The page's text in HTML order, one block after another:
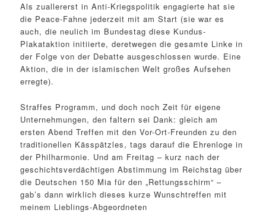
Als zuallererst in Anti-Kriegspolitik engagierte hat sie
die Peace-Fahne jederzeit mit am Start (sie war es
auch, die neulich im Bundestag diese Kundus-
Plakataktion initiierte, deretwegen die gesamte Linke in
der Folge von der Debatte ausgeschlossen wurde. Eine
Aktion, die in der islamischen Welt großes Aufsehen
erregte).
Straffes Programm, und doch noch Zeit für eigene
Unternehmungen, den faltern sei Dank: gleich am
ersten Abend Treffen mit den Vor-Ort-Freunden zu den
traditionellen Kässpätzles, tags darauf die Ehrenloge in
der Philharmonie. Und am Freitag – kurz nach der
geschichtsverdächtigen Abstimmung im Reichstag über
die Deutschen 150 Mia für den „Rettungsschirm“ –
gab’s dann wirklich dieses kurze Wunschtreffen mit
meinem Lieblings-Abgeordneten